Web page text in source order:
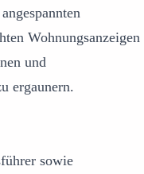
Wohnungsanzeigen
und
ergaunern.
sowie